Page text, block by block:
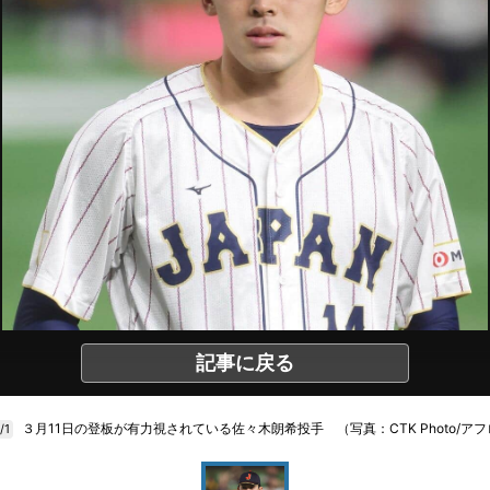
記事に戻る
1 ３月11日の登板が有力視されている佐々木朗希投手 （写真：CTK Photo/アフ